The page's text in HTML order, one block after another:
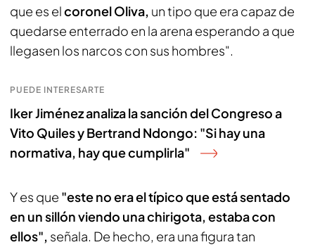
que es elcoronel Oliva, un tipo que era capaz de
quedarse enterrado en la arena esperando a que
llegasen los narcos con sus hombres".
PUEDE INTERESARTE
Iker Jiménez analiza la sanción del Congreso a
Vito Quiles y Bertrand Ndongo: "Si hay una
normativa, hay que cumplirla"
Y es que "este no era el típico que está sentado
en un sillón viendo una chirigota, estaba con
ellos", señala. De hecho, era una figura tan